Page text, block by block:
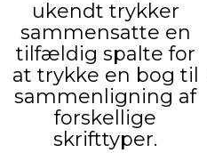
ukendt trykker
sammensatte en
tilfældig spalte for
at trykke en bog til
sammenligning af
forskellige
skrifttyper.